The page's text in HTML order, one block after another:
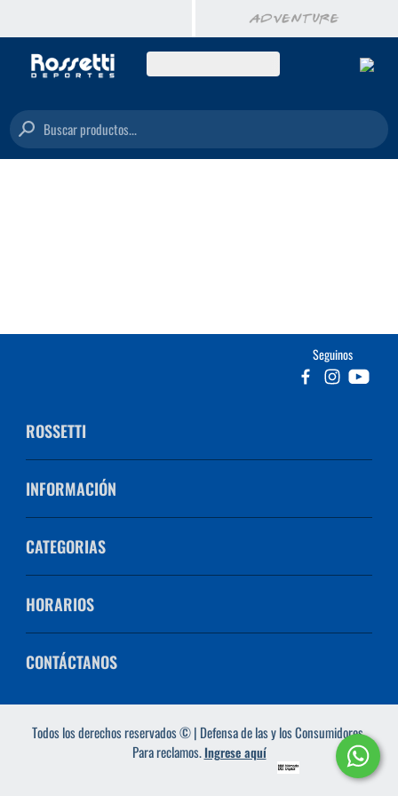
Buscar productos...
Seguinos
ROSSETTI
INFORMACIÓN
CATEGORIAS
HORARIOS
CONTÁCTANOS
Todos los derechos reservados © | Defensa de las y los Consumidores.
Para reclamos.Ingrese aquí